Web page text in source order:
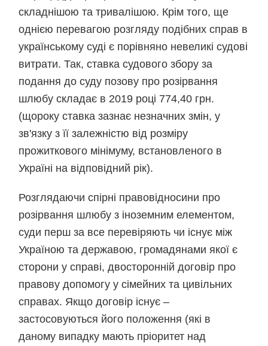
складнішою та тривалішою. Крім того, ще
однією перевагою розгляду подібних справ в
українському суді є порівняно невеликі судові
витрати. Так, ставка судового збору за
подання до суду позову про розірвання
шлюбу складає в 2019 році 774,40 грн.
(щороку ставка зазнає незначних змін, у
зв'язку з її залежністю від розміру
прожиткового мінімуму, встановленого в
Україні на відповідний рік).
Розглядаючи спірні правовідносини про
розірвання шлюбу з іноземним елементом,
суди перш за все перевіряють чи існує між
Україною та державою, громадянами якої є
сторони у справі, двосторонній договір про
правову допомогу у сімейних та цивільних
справах. Якщо договір існує –
застосовуються його положення (які в
даному випадку мають пріоритет над